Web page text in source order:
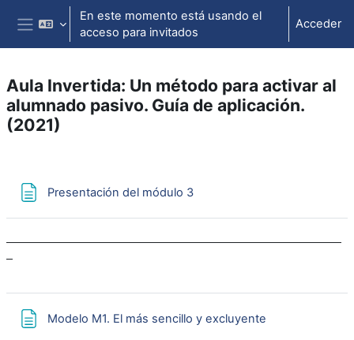
Salta al contenido principal
Panel lateral
En este momento está usando el
acceso para invitados
Acceder
Aula Invertida: Un método para activar al
alumnado pasivo. Guía de aplicación.
(2021)
Presentación del módulo 3Página
Modelo M1. El más sencillo y excluyente